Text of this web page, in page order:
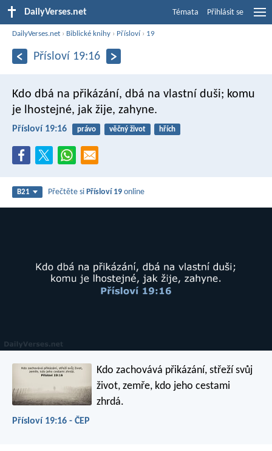
DailyVerses.net Témata Přihlásit se
DailyVerses.net › Biblické knihy › Přísloví› 19
Přísloví 19:16
Kdo dbá na přikázání, dbá na vlastní duši; komu
je lhostejné, jak žije, zahyne.
Přísloví 19:16 právo věčný život hřích
B21 Přečtěte siPřísloví 19 online
Kdo zachovává přikázání, střeží svůj
život, zemře, kdo jeho cestami
zhrdá.
Přísloví 19:16 - ČEP